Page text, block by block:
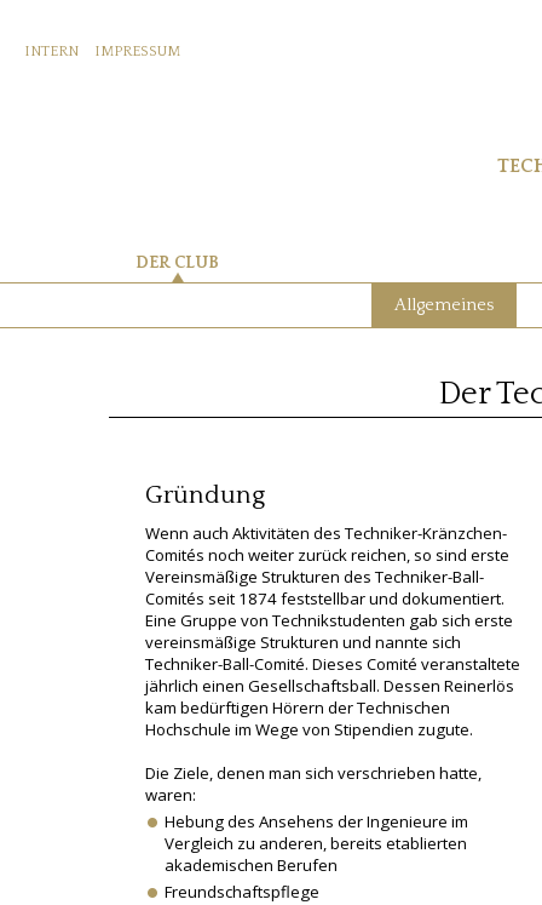
INTERN IMPRESSUM
DER CLUB
Allgemeines
Der
Gründung
Wenn auch Aktivitäten des Techniker-Kränzchen-
Comités noch weiter zurück reichen, so sind erste
Vereinsmäßige Strukturen des Techniker-Ball-
Comités seit 1874 feststellbar und dokumentiert.
Eine Gruppe von Technikstudenten gab sich erste
vereinsmäßige Strukturen und nannte sich
Techniker-Ball-Comité. Dieses Comité veranstaltete
jährlich einen Gesellschaftsball. Dessen Reinerlös
kam bedürftigen Hörern der Technischen
Hochschule im Wege von Stipendien zugute.
Die Ziele, denen man sich verschrieben hatte,
waren:
Hebung des Ansehens der Ingenieure im
Vergleich zu anderen, bereits etablierten
akademischen Berufen
Freundschaftspflege